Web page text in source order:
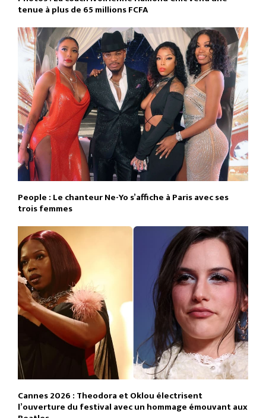
tenue à plus de 65 millions FCFA
People : Le chanteur Ne-Yo s’affiche à Paris avec ses
trois femmes
Cannes 2026 : Theodora et Oklou électrisent
l’ouverture du festival avec un hommage émouvant aux